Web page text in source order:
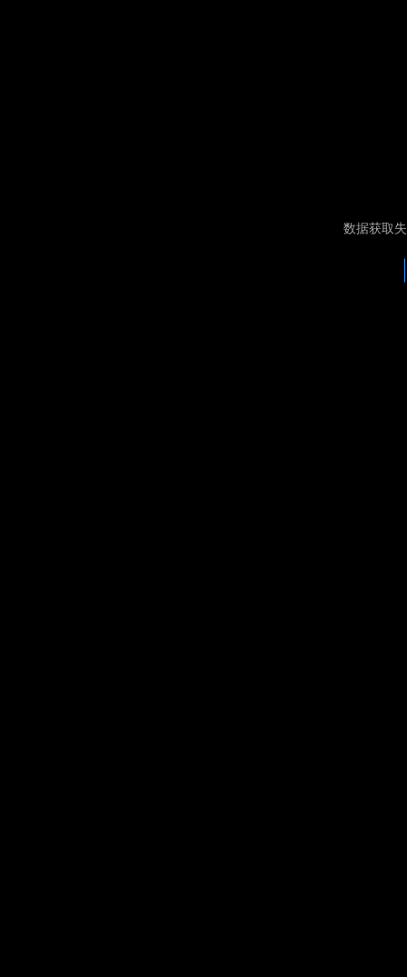
数据获取